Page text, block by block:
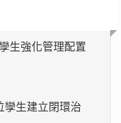
生強化管理配置
生建立閉環治